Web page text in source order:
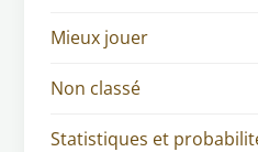
Mieux jouer
Non classé
Statistiques et